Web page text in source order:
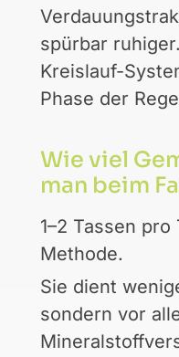
spürbar
Kreislauf-
Phase der
Wie viel
man beim
1–2 Tassen pro
Methode.
Sie dient
sondern vor